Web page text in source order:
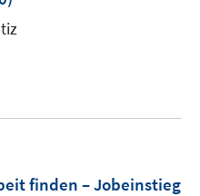
finden – Jobeinstieg